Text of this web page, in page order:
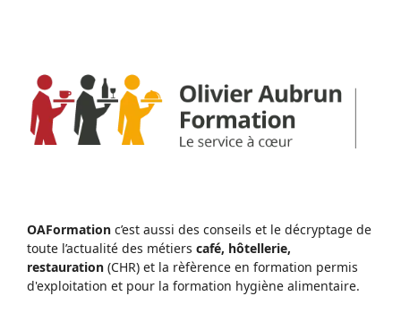
OAFormation c’est aussi des conseils et le décryptage de
toute l’actualité des métiers café, hôtellerie,
restauration (CHR) et la rèfèrence en formation permis
d'exploitation et pour la formation hygiène alimentaire.